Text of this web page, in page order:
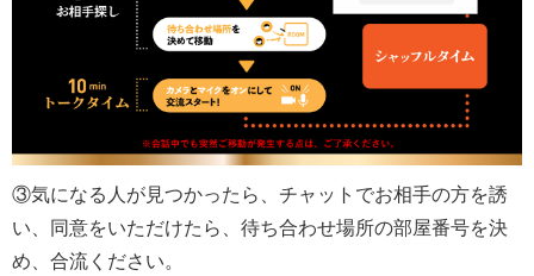
③気になる人が見つかったら、チャットでお相手の方を誘
い、同意をいただけたら、待ち合わせ場所の部屋番号を決
め、合流ください。